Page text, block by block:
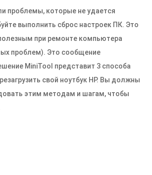
проблемы, которые не удается
выполнить сброс настроек ПК. Это
при ремонте компьютера
проблем). Это сообщение
MiniTool представит 3 способа
свой ноутбук HP. Вы должны
этим методам и шагам, чтобы